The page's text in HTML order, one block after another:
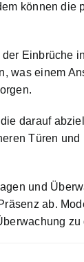
können
was einem
darauf
Türen
und
ab.